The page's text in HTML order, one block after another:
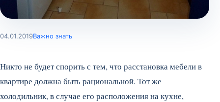
04.01.2019Важно знать
Никто не будет спорить с тем, что расстановка мебели в
квартире должна быть рациональной. Тот же
холодильник, в случае его расположения на кухне,